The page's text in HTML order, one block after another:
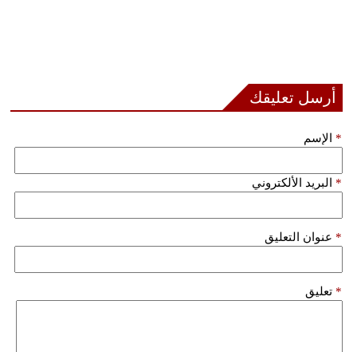
أرسل تعليقك
الإسم *
البريد الألكتروني *
عنوان التعليق *
تعليق *